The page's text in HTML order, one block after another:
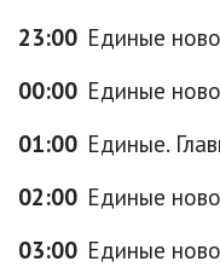
23:00 Единые
00:00 Единые
01:00 Единые.
02:00 Единые
03:00 Единые